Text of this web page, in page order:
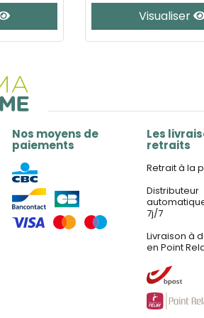
Visualiser
Nos moyens de
paiements
Les
retraits
Retrait à la
Distributeur
7j/7
Livraison à
en Point